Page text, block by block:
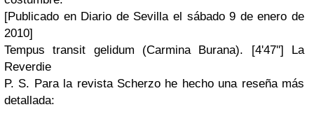
[Publicado en Diario de Sevillael sábado 9 de enero de
2010]
Tempus transit gelidum (Carmina Burana). [4'47''] La
Reverdie
P. S. Para la revista Scherzo he hecho una reseña más
detallada: